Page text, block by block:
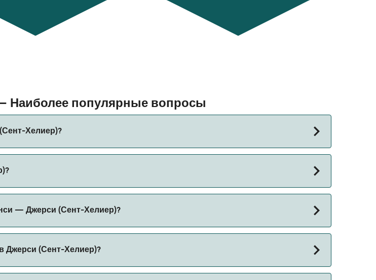
Наиболее популярные вопросы
Хелиер)?
информацию через наш Поиск Сделок.
— Джерси (Сент-Хелиер)?
Джерси (Сент-Хелиер)?